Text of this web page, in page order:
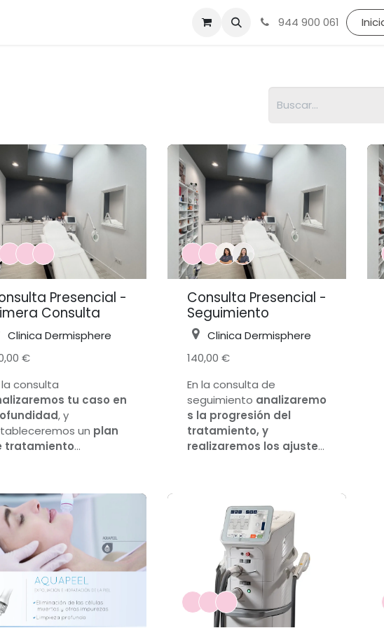
Acné, Rosácea, Melasma,
944 900 061
Presencial -
Consulta
Clinica Dermisphere
€
la consulta
tu caso en
, y
un plan
tratamiento
de máxima
detallada,
de
médicos, si
necesario. Somos
enacné,
melasma,
de la
dermatitis
Consulta Presencial -
Seguimiento
Clinica Dermisphere
140,00 €
En la consulta de
seguimiento analizaremo
s la progresión del
tratamiento, y
realizaremos los ajustes
devolver la salud y la
belleza a tu piel.